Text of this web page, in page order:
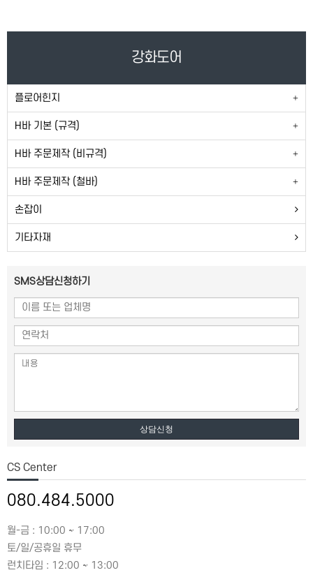
강화도어
플로어힌지
H바 기본 (규격)
H바 주문제작 (비규격)
H바 주문제작 (철바)
손잡이
기타자재
SMS상담신청하기
상담신청
CS Center
080.484.5000
월-금 : 10:00 ~ 17:00
토/일/공휴일 휴무
런치타임 : 12:00 ~ 13:00